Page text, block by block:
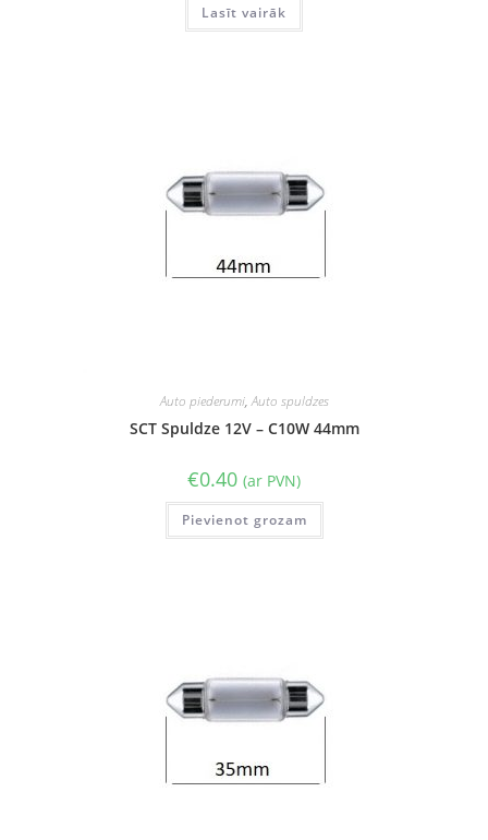
Lasīt vairāk
Auto piederumi,Auto spuldzes
SCT Spuldze 12V – C10W 44mm
€0.40 (ar PVN)
Pievienot grozam